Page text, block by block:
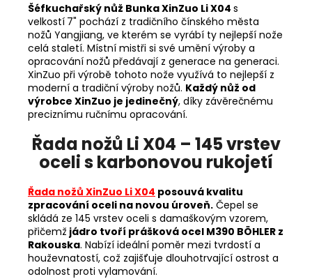
Šéfkuchařský nůž Bunka XinZuo Li X04 s
velkostí 7" pochází z tradičního čínského města
nožů Yangjiang, ve kterém se vyrábí ty nejlepší nože
celá staletí. Místní mistři si své umění výroby a
opracování nožů předávají z generace na generaci.
XinZuo při výrobě tohoto nože využívá to nejlepší z
moderní a tradiční výroby nožů. Každý nůž od
výrobce XinZuo je jedinečný, díky závěrečnému
preciznímu ručnímu opracování.
Řada nožů Li X04 – 145 vrstev
oceli s karbonovou rukojetí
Řada nožů XinZuo Li X04 posouvá kvalitu
zpracování oceli na novou úroveň. Čepel se
skládá ze 145 vrstev oceli s damaškovým vzorem,
přičemž jádro tvoří prášková ocel M390 BÖHLER z
Rakouska. Nabízí ideální poměr mezi tvrdostí a
houževnatostí, což zajišťuje dlouhotrvající ostrost a
odolnost proti vylamování.